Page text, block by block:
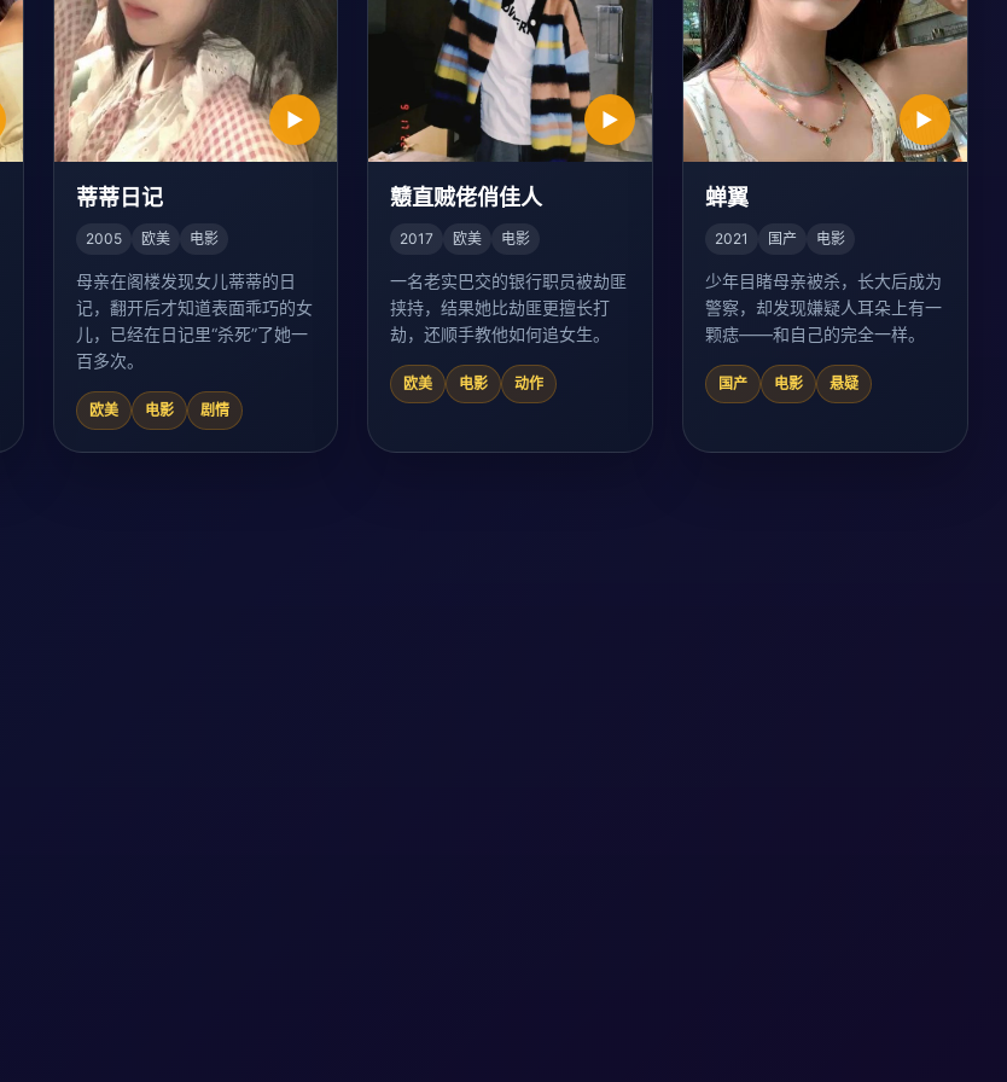
▶
蒂蒂日记
2005 欧美 电影
母亲在阁楼发现女儿蒂蒂的日
记，翻开后才知道表面乖巧的女
儿，已经在日记里“杀死”了她一
百多次。
欧美 电影 剧情
▶
戆直贼佬俏佳人
2017 欧美 电影
一名老实巴交的银行职员被劫匪
挟持，结果她比劫匪更擅长打
劫，还顺手教他如何追女生。
欧美 电影 动作
▶
蝉翼
2021 国产 电影
少年目睹母亲被杀，长大后成为
警察，却发现嫌疑人耳朵上有一
颗痣——和自己的完全一样。
国产 电影 悬疑